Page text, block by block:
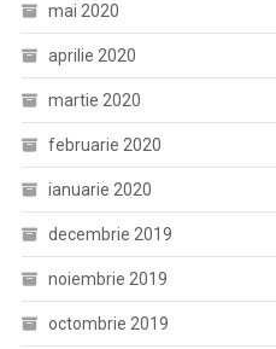
mai 2020
aprilie 2020
martie 2020
februarie 2020
ianuarie 2020
decembrie 2019
noiembrie 2019
octombrie 2019